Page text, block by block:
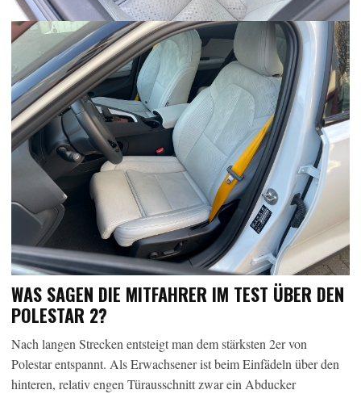
WAS SAGEN DIE MITFAHRER IM TEST ÜBER DEN
POLESTAR 2?
Nach langen Strecken entsteigt man dem stärksten 2er von
Polestar entspannt. Als Erwachsener ist beim Einfädeln über den
hinteren, relativ engen Türausschnitt zwar ein Abducker